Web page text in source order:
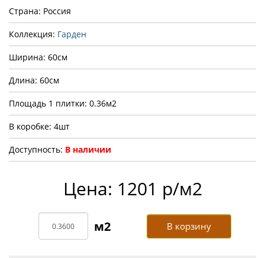
Страна: Россия
Коллекция: Гарден
Ширина: 60см
Длина: 60см
Площадь 1 плитки: 0.36м2
В коробке: 4шт
Доступность: В наличии
Цена: 1201 р/м2
В корзину